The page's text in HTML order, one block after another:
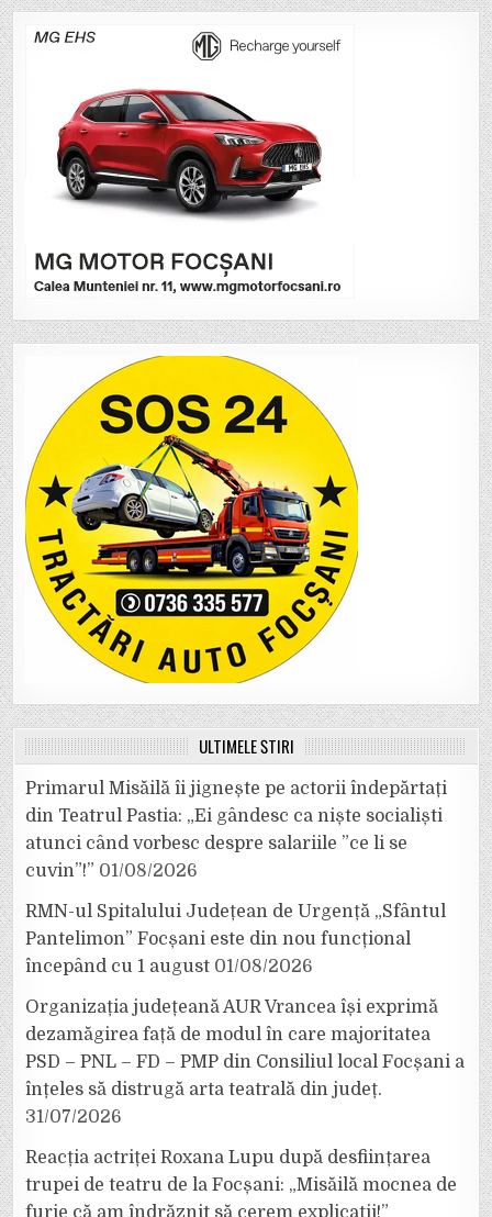
ULTIMELE ȘTIRI
Primarul Misăilă îi jignește pe actorii îndepărtați
din Teatrul Pastia: „Ei gândesc ca niște socialiști
atunci când vorbesc despre salariile ”ce li se
cuvin”!” 01/08/2026
RMN-ul Spitalului Județean de Urgență „Sfântul
Pantelimon” Focșani este din nou funcțional
începând cu 1 august 01/08/2026
Organizația județeană AUR Vrancea își exprimă
dezamăgirea față de modul în care majoritatea
PSD – PNL – FD – PMP din Consiliul local Focșani a
înțeles să distrugă arta teatrală din județ.
31/07/2026
Reacția actriței Roxana Lupu după desființarea
trupei de teatru de la Focșani: „Misăilă mocnea de
furie că am îndrăznit să cerem explicații!”